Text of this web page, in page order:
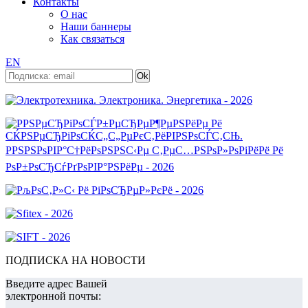
О нас
Наши баннеры
Как связаться
EN
ПОДПИСКА НА НОВОСТИ
Введите адрес Вашей
электронной почты: